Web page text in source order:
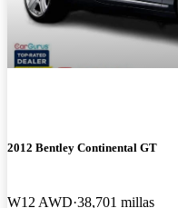
2012 Bentley Continental GT
W12 AWD 38,701 millas